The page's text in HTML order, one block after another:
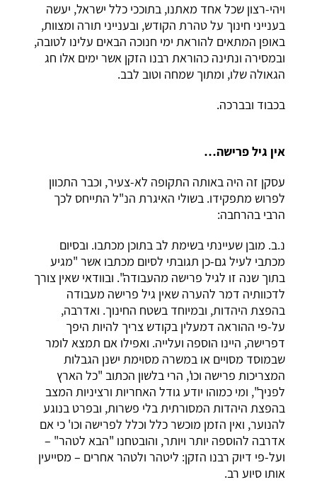
ויהי-רצון שכל אחד מאתנו, בתוככי כלל ישראל, יעשה
בענייני חינוך על טהרת הקודש, ובענייני תורה ומצוות,
באופן המתאים להוראת ימי חנוכה הבאים עלינו לטובה,
ובמסירה ונתינה כהוראת רבנו הזקן אשר ימים אלו חג
הגאולה שלו, ומתוך שמחה וטוב לבב.
בכבוד ובברכה.
אין גיל פרישה…
עסקן זה היה באותה התקופה לא-צעיר, וכבר התכוון
לפרוש מתפקידו. בשולי האיגרת הנ"ל התייחס לכך
הרבי בהרחבה:
נ.ב. מובן שעיינתי בשימת לב בתוכן מכתבו. ובסיום
מכתבי לעיל גם-כן תגובתי לסיום מכתבו אשר "מגיע
בתוך שנה זו לגיל פרישה מהעבודה". ובוודאי שאין צורך
לדכוותיה דמר להערה שאין גיל פרישה מעבודה
בהפצת היהדות, ובמיוחד בשטח החינוך. ואדרבה,
על-פי ההוראה דמעלין בקודש צריך להיות היפך
דפרישה, היינו הוספה ועלייה. ואפילו אם תמצא לומר
שבמוסד מסויים או במשרה מסוימת ישנן הגבלות
המצריכות פרישה וכו', הרי בלשון הכתוב "כל הארץ
לפניך", ומי כמוהו יודע גודל האחריות ורציניות המצב
בהפצת היהדות המסורתית בלי פשרות, ובפרט בנוגע
להנוער, ואין הזמן מוכשר כלל וכלל לפרישה וכו' כי אם
אדרבה להוספה יותר ויותר, והובטחנו "הבא לטהר" –
ועל-פי דיוק רבנו הזקן: ליטהר ולטהר אחרים – מסייעין
אותו סיוע רב.